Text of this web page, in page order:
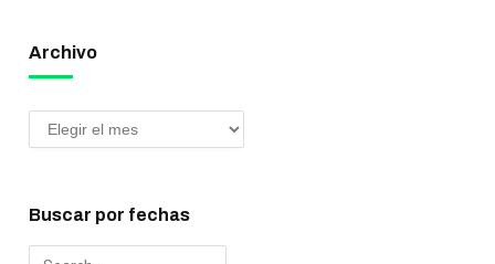
Archivo
Buscar por fechas